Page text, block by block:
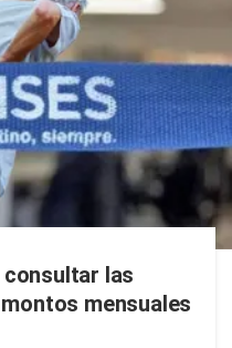
consultar las
mensuales